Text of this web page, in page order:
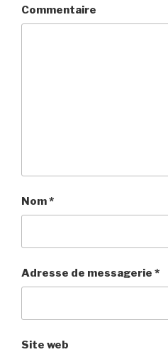
Commentaire
Nom*
Adresse de messagerie *
Site web